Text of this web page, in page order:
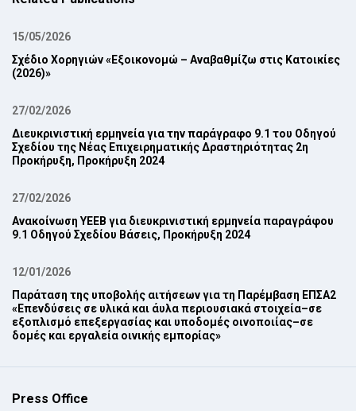
15/05/2026
Σχέδιο Χορηγιών «Εξοικονομώ – Αναβαθμίζω στις Κατοικίες
(2026)»
27/02/2026
Διευκρινιστική ερμηνεία για την παράγραφο 9.1 του Οδηγού
Σχεδίου της Νέας ‎Επιχειρηματικής Δραστηριότητας 2η
Προκήρυξη, Προκήρυξη 2024‎
27/02/2026
Ανακοίνωση ΥΕΕΒ για διευκρινιστική ερμηνεία παραγράφου
9.1 Οδηγού Σχεδίου Βάσεις, Προκήρυξη 2024‎
12/01/2026
Παράταση της υποβολής αιτήσεων για τη Παρέμβαση ΕΠ‎ΣΑ2
‎«Επενδύσεις σε υλικά και άυλα περιουσιακά στοιχεία–σε
εξοπλισμό επεξεργασίας και ‎υποδομές οινοποιίας–σε
δομές και εργαλεία οινικής εμπορίας»‎
Press Office